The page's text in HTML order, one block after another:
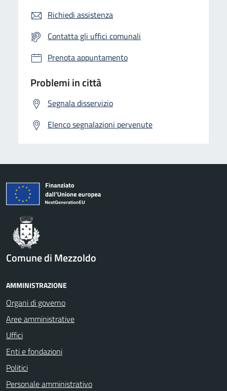
Richiedi assistenza
Contatta gli uffici comunali
Prenota appuntamento
Problemi in città
Segnala disservizio
Elenco segnalazioni pervenute
Comune di Mezzoldo
AMMINISTRAZIONE
Organi di governo
Aree amministrative
Uffici
Enti e fondazioni
Politici
Personale amministrativo